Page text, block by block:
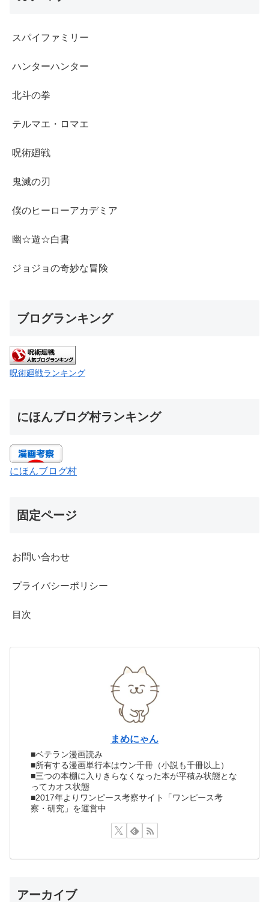
スパイファミリー
ハンターハンター
北斗の拳
テルマエ・ロマエ
呪術廻戦
鬼滅の刃
僕のヒーローアカデミア
幽☆遊☆白書
ジョジョの奇妙な冒険
ブログランキング
呪術廻戦ランキング
にほんブログ村ランキング
にほんブログ村
固定ページ
お問い合わせ
プライバシーポリシー
目次
まめにゃん
■ベテラン漫画読み
■所有する漫画単行本はウン千冊（小説も千冊以上）
■三つの本棚に入りきらなくなった本が平積み状態とな
ってカオス状態
■2017年よりワンピース考察サイト「ワンピース考
察・研究」を運営中
アーカイブ